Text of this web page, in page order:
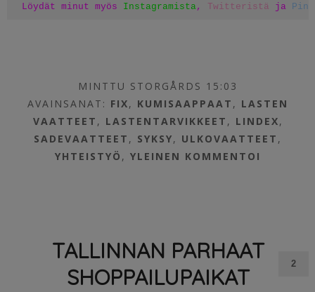
Löydät minut myös Instagramista, Twitteristä ja
MINTTU STORGÅRDS 15:03
AVAINSANAT: FIX, KUMISAAPPAAT , LASTEN
VAATTEET , LASTENTARVIKKEET , LINDEX,
SADEVAATTEET , SYKSY, ULKOVAATTEET ,
YHTEISTYÖ ,YLEINEN KOMMENTOI
TALLINNAN PARHAAT
SHOPPAILUPAIKAT
2